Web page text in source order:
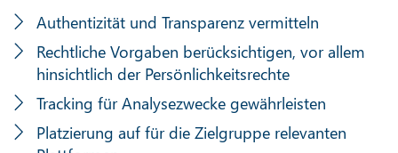
Authentizität und Transparenz vermitteln
Rechtliche Vorgaben berücksichtigen, vor allem
hinsichtlich der Persönlichkeitsrechte
Tracking für Analysezwecke gewährleisten
Platzierung auf für die Zielgruppe relevanten